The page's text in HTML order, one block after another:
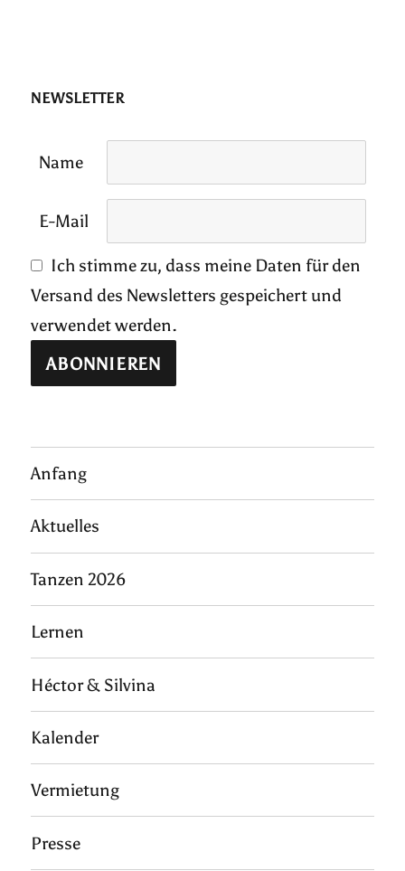
NEWSLETTER
Name
E-Mail
Ich stimme zu, dass meine Daten für den
Versand des Newsletters gespeichert und
verwendet werden.
Anfang
Aktuelles
Tanzen 2026
Lernen
Héctor & Silvina
Kalender
Vermietung
Presse